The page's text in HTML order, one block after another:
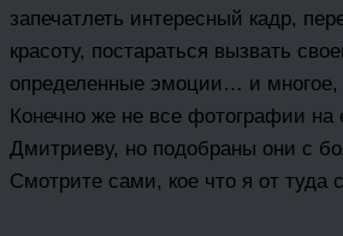
запечатлеть интересный кадр,
красоту, постараться вызвать
определенные эмоции… и многое,
Конечно же не все фотографии на
Дмитриеву, но подобраны они с
Смотрите сами, кое что я от туда